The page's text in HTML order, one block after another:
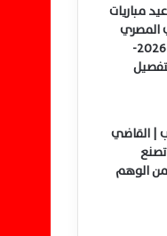
مباريات
المصري
الممتاز موسم 2026-
| القاضي
من الوهم